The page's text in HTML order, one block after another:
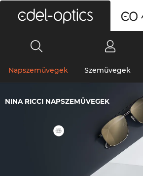
Napszemüvegek Szemüvegek
NINA RICCI NAPSZEMÜVEGEK